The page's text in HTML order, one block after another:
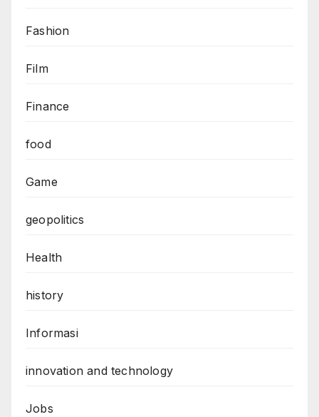
Fashion
Film
Finance
food
Game
geopolitics
Health
history
Informasi
innovation and technology
Jobs